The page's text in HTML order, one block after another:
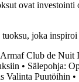
ovat
joka
Armaf Club de Nuit
• Sälepohja:
Valinta Puutöihin •